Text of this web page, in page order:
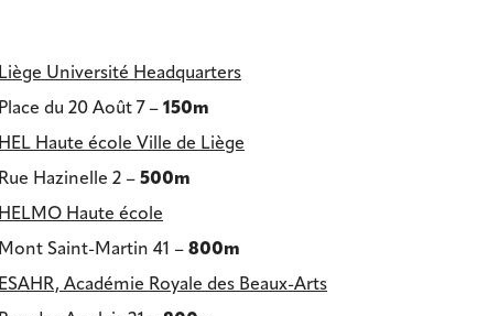
Liège Université Headquarters
Place du 20 Août 7 – 150m
HEL Haute école Ville de Liège
Rue Hazinelle 2 – 500m
HELMO Haute école
Mont Saint-Martin 41 – 800m
ESAHR, Académie Royale des Beaux-Arts